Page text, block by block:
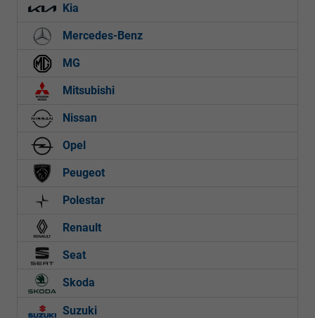
Kia
Mercedes-Benz
MG
Mitsubishi
Nissan
Opel
Peugeot
Polestar
Renault
Seat
Skoda
Suzuki